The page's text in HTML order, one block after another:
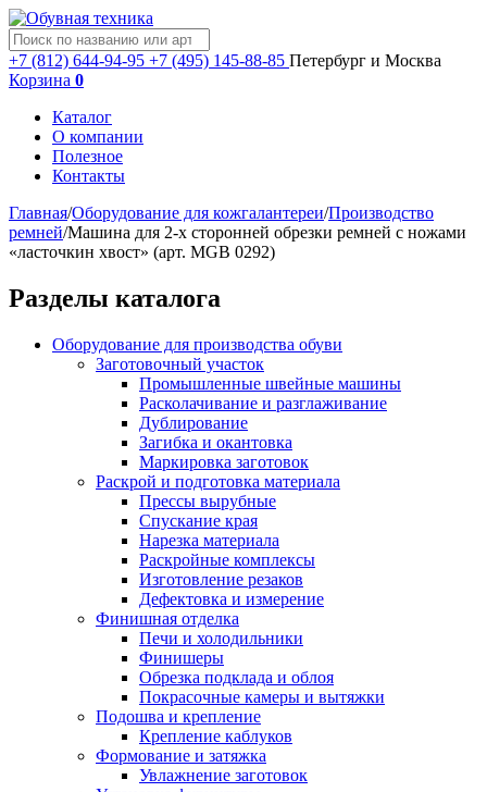
+7 (812) 644-94-95 +7 (495) 145-88-85 Петербург и Москва
Корзина 0
Каталог
О компании
Полезное
Контакты
Главная/Оборудование для кожгалантереи/Производство
ремней/Машина для 2-х сторонней обрезки ремней с ножами
«ласточкин хвост» (арт. MGB 0292)
Разделы каталога
Оборудование для производства обуви
Заготовочный участок
Промышленные швейные машины
Расколачивание и разглаживание
Дублирование
Загибка и окантовка
Маркировка заготовок
Раскрой и подготовка материала
Прессы вырубные
Спускание края
Нарезка материала
Раскройные комплексы
Изготовление резаков
Дефектовка и измерение
Финишная отделка
Печи и холодильники
Финишеры
Обрезка подклада и облоя
Покрасочные камеры и вытяжки
Подошва и крепление
Крепление каблуков
Формование и затяжка
Увлажнение заготовок